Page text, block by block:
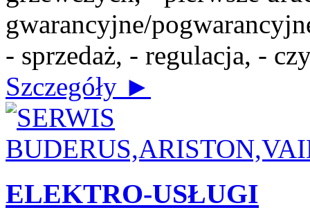
gwarancyjne/
- sprzedaż, - regulacja, -
Szczegóły ►
ELEKTRO-USŁUGI